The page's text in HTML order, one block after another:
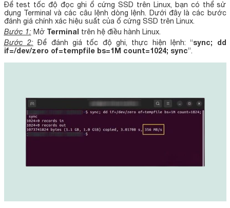
Để test tốc độ đọc ghi ổ cứng SSD trên Linux, bạn có thể sử
dụng Terminal và các câu lệnh dòng lệnh. Dưới đây là các bước
đánh giá chính xác hiệu suất của ổ cứng SSD trên Linux.
Bước 1:Mở Terminal trên hệ điều hành Linux.
Bước 2:Để đánh giá tốc độ ghi, thực hiện lệnh: “sync; dd
if=/dev/zero of=tempfile bs=1M count=1024; sync”.